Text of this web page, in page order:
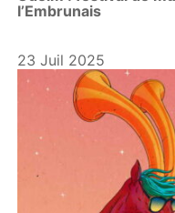
y
l’Embrunais
23 Juil 2025